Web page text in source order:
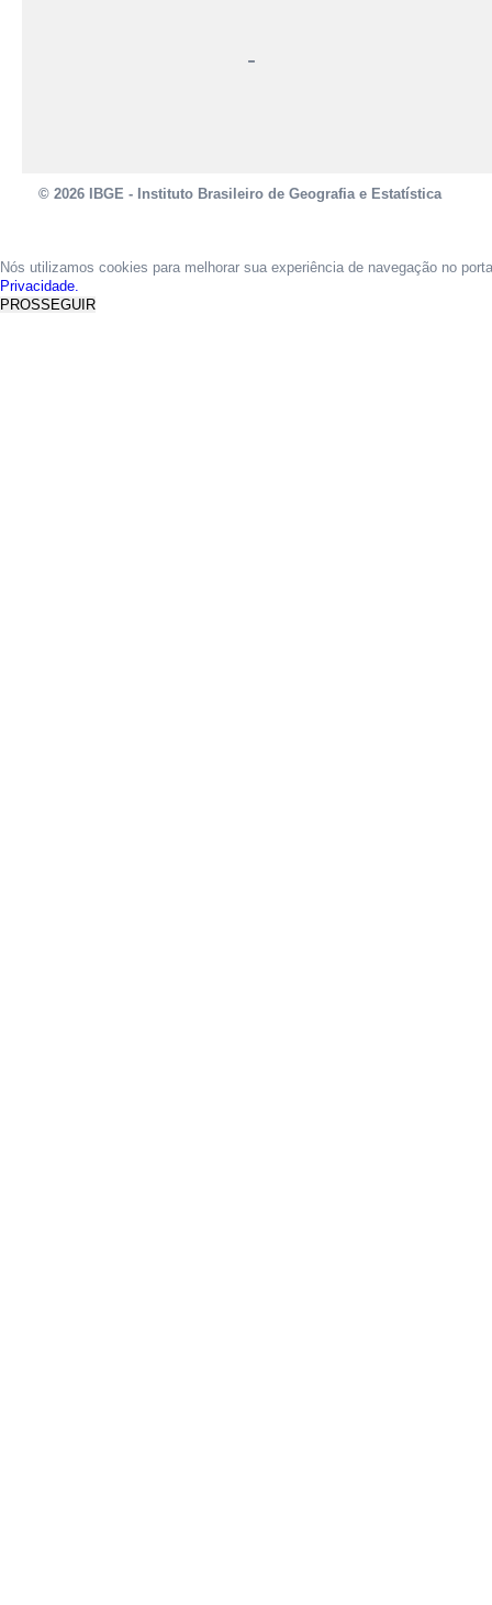
-
© 2026 IBGE - Instituto Brasileiro de Geografia e Estatística
Nós utilizamos cookies para melhorar sua experiência de navegação no
Privacidade.
PROSSEGUIR